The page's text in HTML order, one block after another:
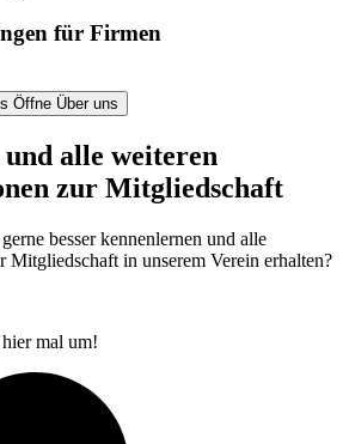
für Firmen
Öffne Über uns
alle weiteren
zur Mitgliedschaft
besser kennenlernen und alle
Mitgliedschaft in unserem Verein erhalten?
mal um!